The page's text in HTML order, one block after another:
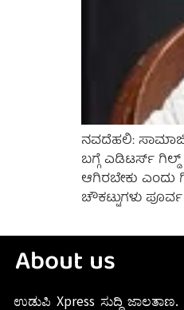
ನವದೆಹಲಿ:
ಬಗ್ಗೆ ಎಡಿಟರ್ಸ್
ಆಗಿರಬೇಕು ಎಂದು
ಚೌಕಟ್ಟುಗಳು
About us
ಉಡುಪಿ Xpress ಸುದ್ದಿ